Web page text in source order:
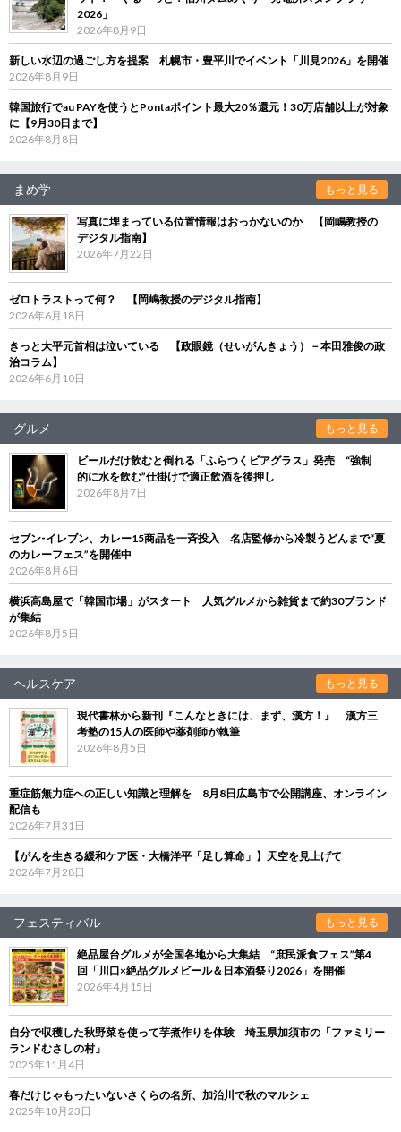
2026」
2026年8月9日
新しい水辺の過ごし方を提案 札幌市・豊平川でイベント「川見2026」を開催
2026年8月9日
韓国旅行でau PAYを使うとPontaポイント最大20％還元！30万店舗以上が対象
に【9月30日まで】
2026年8月8日
まめ学 もっと見る
写真に埋まっている位置情報はおっかないのか 【岡嶋教授の
デジタル指南】
2026年7月22日
ゼロトラストって何？ 【岡嶋教授のデジタル指南】
2026年6月18日
きっと大平元首相は泣いている 【政眼鏡（せいがんきょう）－本田雅俊の政
治コラム】
2026年6月10日
グルメ もっと見る
ビールだけ飲むと倒れる「ふらつくビアグラス」発売 “強制
的に水を飲む”仕掛けで適正飲酒を後押し
2026年8月7日
セブン‐イレブン、カレー15商品を一斉投入 名店監修から冷製うどんまで“夏
のカレーフェス”を開催中
2026年8月6日
横浜高島屋で「韓国市場」がスタート 人気グルメから雑貨まで約30ブランド
が集結
2026年8月5日
ヘルスケア もっと見る
現代書林から新刊『こんなときには、まず、漢方！』 漢方三
考塾の15人の医師や薬剤師が執筆
2026年8月5日
重症筋無力症への正しい知識と理解を 8月8日広島市で公開講座、オンライン
配信も
2026年7月31日
【がんを生きる緩和ケア医・大橋洋平「足し算命」】天空を見上げて
2026年7月28日
フェスティバル もっと見る
絶品屋台グルメが全国各地から大集結 “庶民派食フェス”第4
回「川口×絶品グルメビール＆日本酒祭り2026」を開催
2026年4月15日
自分で収穫した秋野菜を使って芋煮作りを体験 埼玉県加須市の「ファミリー
ランドむさしの村」
2025年11月4日
春だけじゃもったいないさくらの名所、加治川で秋のマルシェ
2025年10月23日